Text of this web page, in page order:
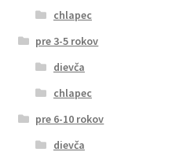
chlapec
pre 3-5 rokov
dievča
chlapec
pre 6-10 rokov
dievča